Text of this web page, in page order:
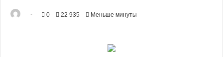
0 22 935 Меньше минуты